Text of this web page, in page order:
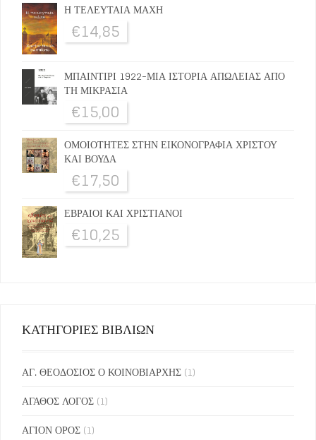
Η ΤΕΛΕΥΤΑΙΑ ΜΑΧΗ
€14,85
ΜΠΑΙΝΤΙΡΙ 1922-ΜΙΑ ΙΣΤΟΡΙΑ ΑΠΩΛΕΙΑΣ ΑΠΟ
ΤΗ ΜΙΚΡΑΣΙΑ
€15,00
ΟΜΟΙΟΤΗΤΕΣ ΣΤΗΝ ΕΙΚΟΝΟΓΡΑΦΙΑ ΧΡΙΣΤΟΥ
ΚΑΙ ΒΟΥΔΑ
€17,50
ΕΒΡΑΙΟΙ ΚΑΙ ΧΡΙΣΤΙΑΝΟΙ
€10,25
ΚΑΤΗΓΟΡΙΕΣ ΒΙΒΛΙΩΝ
ΑΓ. ΘΕΟΔΟΣΙΟΣ Ο ΚΟΙΝΟΒΙΑΡΧΗΣ (1)
ΑΓΑΘΟΣ ΛΟΓΟΣ (1)
ΑΓΙΟΝ ΟΡΟΣ (1)